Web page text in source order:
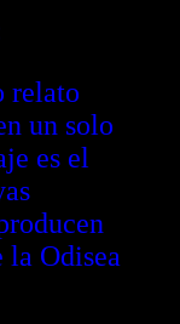
relato
un solo
es el
la Odisea